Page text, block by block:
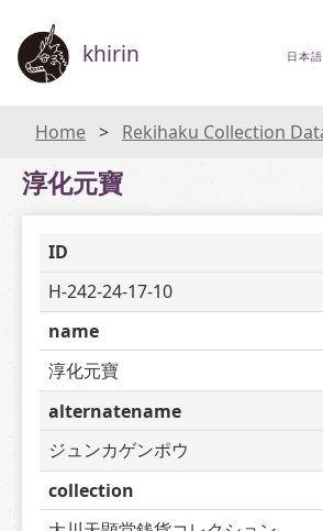
khirin 日本語
Home Rekihaku Collection Database (Collections Database of the
淳化元寶
ID
H-242-24-17-10
name
淳化元寶
alternatename
ジュンカゲンポウ
collection